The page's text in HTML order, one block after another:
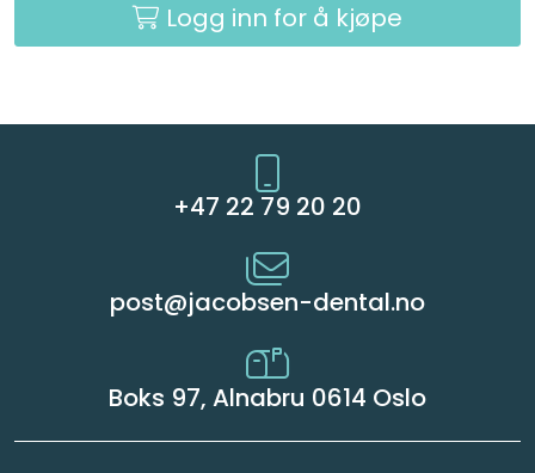
Logg inn for å kjøpe
+47 22 79 20 20
post@jacobsen-dental.no
Boks 97, Alnabru 0614 Oslo